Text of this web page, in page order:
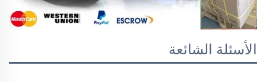
الأسئلة الشائعة